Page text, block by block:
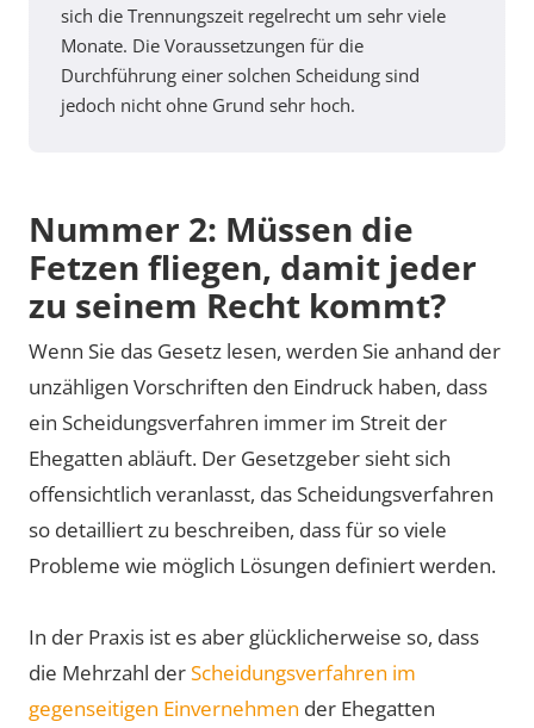
sich die Trennungszeit regelrecht um sehr viele
Monate. Die Voraussetzungen für die
Durchführung einer solchen Scheidung sind
jedoch nicht ohne Grund sehr hoch.
Nummer 2: Müssen die
Fetzen fliegen, damit jeder
zu seinem Recht kommt?
Wenn Sie das Gesetz lesen, werden Sie anhand der
unzähligen Vorschriften den Eindruck haben, dass
ein Scheidungsverfahren immer im Streit der
Ehegatten abläuft. Der Gesetzgeber sieht sich
offensichtlich veranlasst, das Scheidungsverfahren
so detailliert zu beschreiben, dass für so viele
Probleme wie möglich Lösungen definiert werden.
In der Praxis ist es aber glücklicherweise so, dass
die Mehrzahl derScheidungsverfahren im
gegenseitigen Einvernehmen der Ehegatten